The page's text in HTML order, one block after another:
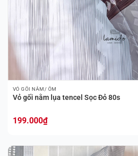
VỎ GỐI NẰM/ ÔM
Vỏ gối nằm lụa tencel Sọc Đỏ 80s
199.000₫